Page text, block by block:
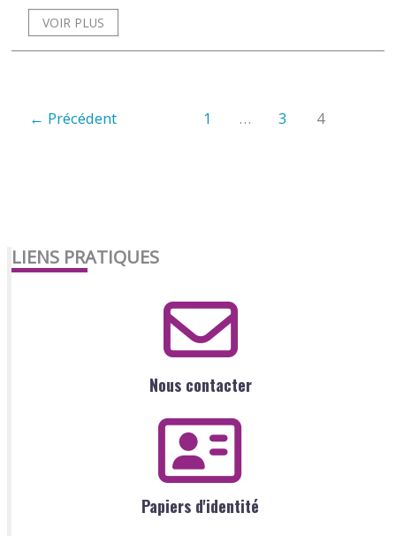
VOIR PLUS
← Précédent 1 … 3 4
LIENS PRATIQUES
Nous contacter
Papiers d'identité